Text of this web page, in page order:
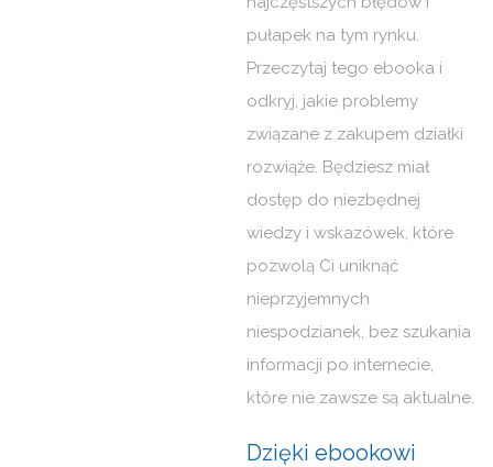
pułapek na tym rynku.
Przeczytaj tego ebooka i
odkryj, jakie problemy
związane z zakupem działki
rozwiąże. Będziesz miał
dostęp do niezbędnej
wiedzy i wskazówek, które
pozwolą Ci uniknąć
nieprzyjemnych
niespodzianek, bez szukania
informacji po internecie,
które nie zawsze są aktualne.
Dzięki ebookowi